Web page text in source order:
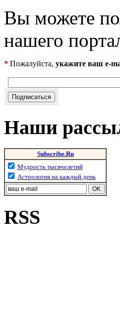
Вы можете
нашего
* Пожалуйста, укажите ваш e-
Наши
Subscribe.Ru
Мудрость тысячелетий
Астрология на каждый день
RSS